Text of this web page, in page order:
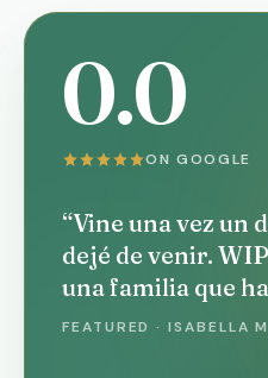
0.0
ON GOOGLE
“Vine una vez un
dejé de venir.
una familia que
FEATURED · ISABELLA